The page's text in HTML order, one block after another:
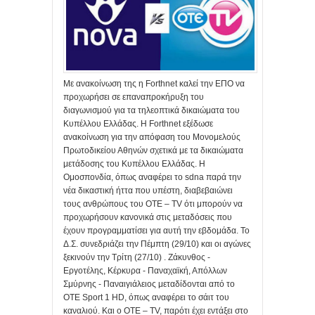
Με ανακοίνωση της η Forthnet καλεί την ΕΠΟ να
προχωρήσει σε επαναπροκήρυξη του
διαγωνισμού για τα τηλεοπτικά δικαιώματα του
Κυπέλλου Ελλάδας. Η Forthnet εξέδωσε
ανακοίνωση για την απόφαση του Μονομελούς
Πρωτοδικείου Αθηνών σχετικά με τα δικαιώματα
μετάδοσης του Κυπέλλου Ελλάδας. Η
Ομοσπονδία, όπως αναφέρει το sdna παρά την
νέα δικαστική ήττα που υπέστη, διαβεβαιώνει
τους ανθρώπους του ΟΤΕ – TV ότι μπορούν να
προχωρήσουν κανονικά στις μεταδόσεις που
έχουν προγραμματίσει για αυτή την εβδομάδα. Το
Δ.Σ. συνεδριάζει την Πέμπτη (29/10) και οι αγώνες
ξεκινούν την Τρίτη (27/10) . Ζάκυνθος -
Εργοτέλης, Κέρκυρα - Παναχαϊκή, Απόλλων
Σμύρνης - Παναιγιάλειος μεταδίδονται από το
OTE Sport 1 HD, όπως αναφέρει το σάιτ του
καναλιού. Και ο OTE – TV, παρότι έχει εντάξει στο